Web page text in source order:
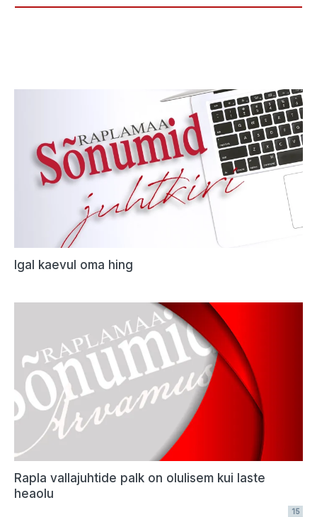
Igal kaevul oma hing
Rapla vallajuhtide palk on olulisem kui laste
heaolu
15